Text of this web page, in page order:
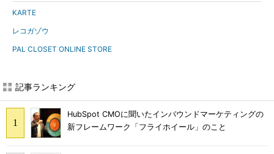
KARTE
レコガゾウ
PAL CLOSET ONLINE STORE
記事ランキング
HubSpot CMOに聞いたインバウンドマーケティングの
新フレームワーク「フライホイール」のこと